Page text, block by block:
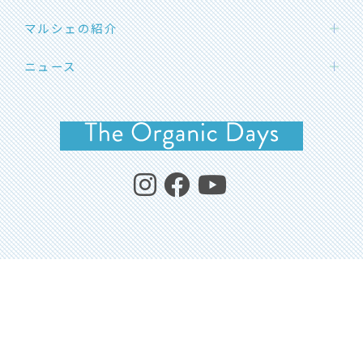
わたしたちの想い
団体概要
メンバー紹介
応援メッセージ
マルシェの紹介
ハカタエシカルマーケット
SOLマルシェ
福岡オーガニックマルシェ
よくあるご質問
ニュース
お知らせ
イベント開催情報
イベントレポート
コラム・エシカルライフ